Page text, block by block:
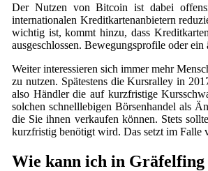
Der Nutzen von Bitcoin ist dabei
internationalen Kreditkartenanbietern
wichtig ist, kommt hinzu, dass
ausgeschlossen. Bewegungsprofile oder
Weiter interessieren sich immer mehr
zu nutzen. Spätestens die Kursralley in
also Händler die auf kurzfristige
solchen schnelllebigen Börsenhandel als
die Sie ihnen verkaufen können. Stets
kurzfristig benötigt wird. Das setzt im Falle
Wie kann ich in Gräfelfing